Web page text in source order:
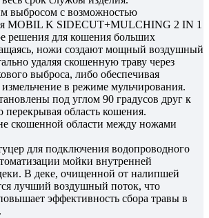
выбросом с возможностью
MOBIL K SIDECUT+MULCHING 2 IN 1
решения для кошения больших
ножи создают мощный воздушный
удаляя скошенную траву через
выброса, либо обеспечивая
в режиме мульчирования.
под углом 90 градусов друг к
перекрывая область кошения.
скошенной области между ножами
для подключения водопроводного
мойки внутренней
В деке, очищенной от налипшей
лучший воздушный поток, что
эффективность сбора травы в